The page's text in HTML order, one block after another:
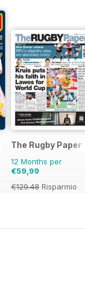
The Rugby Paper
12 Months per
€59,99
€129.48 Risparmio